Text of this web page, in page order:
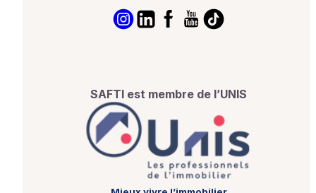
SAFTI est membre de l’UNIS